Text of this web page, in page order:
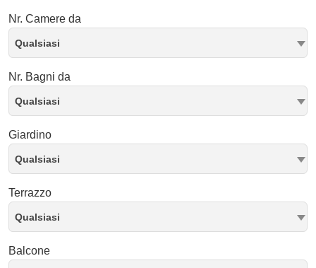
Nr. Camere da
Qualsiasi
Nr. Bagni da
Qualsiasi
Giardino
Qualsiasi
Terrazzo
Qualsiasi
Balcone